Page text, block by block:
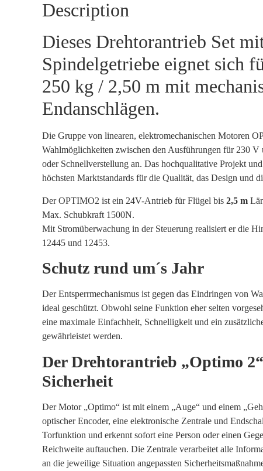
Description
Dieses Drehtorantrieb Set
Spindelgetriebe eignet sich
250 kg / 2,50 m mit
Endanschlägen.
Die Gruppe von linearen, elektromechanischen Motoren
Wahlmöglichkeiten zwischen den Ausführungen für 230
oder Schnellverstellung an. Das hochqualitative Projekt
höchsten Marktstandards für die Qualität, das Design und
Der OPTIMO2 ist ein 24V-Antrieb für Flügel bis 2,5 m
Max. Schubkraft 1500N.
Mit Stromüberwachung in der Steuerung realisiert er die
12445 und 12453.
Schutz rund um´s Jahr
Der Entsperrmechanismus ist gegen das Eindringen von
ideal geschützt. Obwohl seine Funktion eher selten
eine maximale Einfachheit, Schnelligkeit und ein
gewährleistet werden.
Der Drehtorantrieb „Optimo
Sicherheit
Der Motor „Optimo“ ist mit einem „Auge“ und einem
optischer Encoder, eine elektronische Zentrale und
Torfunktion und erkennt sofort eine Person oder einen
Reichweite auftauchen. Die Zentrale verarbeitet alle
an die jeweilige Situation angepassten